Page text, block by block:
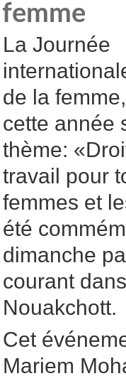
femme
La Journée
de la
cette année
thème:
travail pour
femmes et
été
dimanche
courant
Nouakchott.
Cet
Mariem